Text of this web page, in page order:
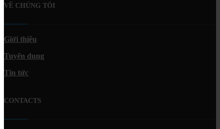
VỀ CHÚNG TÔI
Giới thiệu
Tuyển dụng
Tin tức
CONTACTS